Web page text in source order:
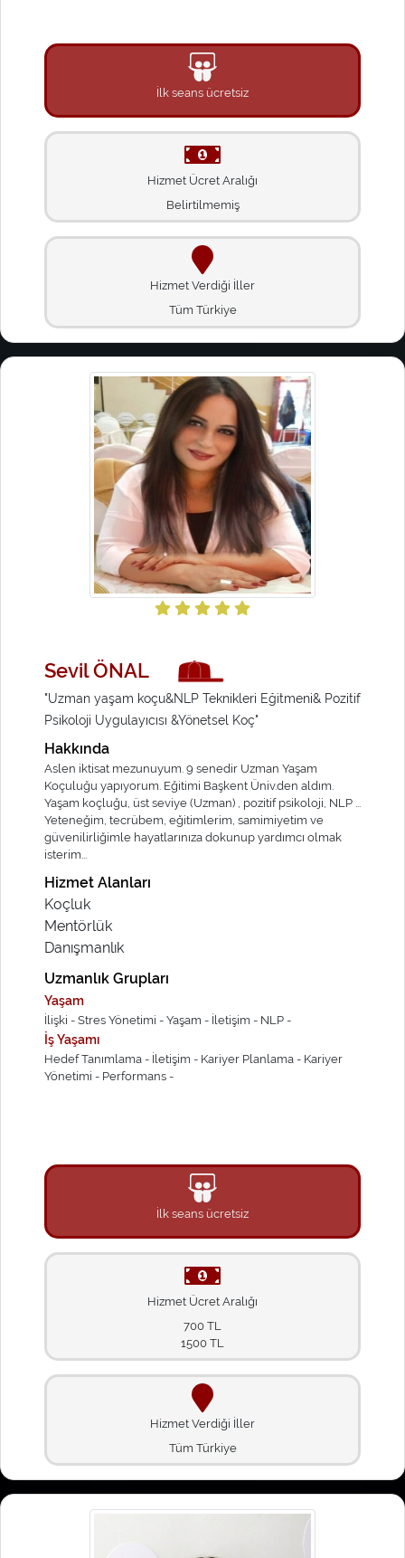
İlk seans ücretsiz
Hizmet Ücret Aralığı
Belirtilmemiş
Hizmet Verdiği İller
Tüm Türkiye
Sevil ÖNAL
"Uzman yaşam koçu&NLP Teknikleri Eğitmeni& Pozitif
Psikoloji Uygulayıcısı &Yönetsel Koç"
Hakkında
Aslen iktisat mezunuyum. 9 senedir Uzman Yaşam
Koçuluğu yapıyorum. Eğitimi Başkent Üniv.den aldım.
Yaşam koçluğu, üst seviye (Uzman) , pozitif psikoloji, NLP ...
Yeteneğim, tecrübem, eğitimlerim, samimiyetim ve
güvenilirliğimle hayatlarınıza dokunup yardımcı olmak
isterim...
Hizmet Alanları
Koçluk
Mentörlük
Danışmanlık
Uzmanlık Grupları
Yaşam
İlişki - Stres Yönetimi - Yaşam - İletişim - NLP -
İş Yaşamı
Hedef Tanımlama - İletişim - Kariyer Planlama - Kariyer
Yönetimi - Performans -
İlk seans ücretsiz
Hizmet Ücret Aralığı
700 TL
1500 TL
Hizmet Verdiği İller
Tüm Türkiye